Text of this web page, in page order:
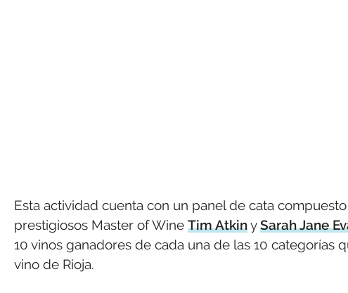
Esta actividad cuenta con un panel de cata
prestigiosos Master of Wine Tim AtkinySarah Jane
10 vinos ganadores de cada una de las 10
vino de Rioja.